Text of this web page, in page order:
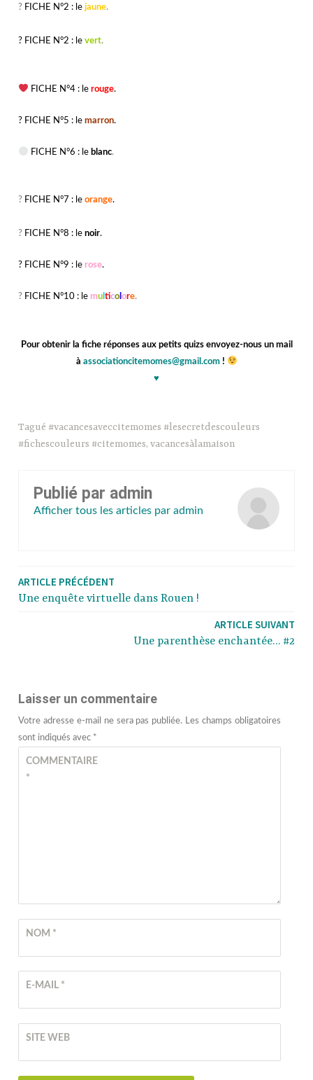
? FICHE N°2 : le jaune.
? FICHE N°2 : le vert.
FICHE N°4 : le rouge.
? FICHE N°5 : lemarron.
FICHE N°6 : le blanc.
? FICHE N°7 : leorange.
? FICHE N°8 : lenoir.
? FICHE N°9 : le rose.
? FICHE N°10 : le mu ltco lore.
Pour obtenir la fiche réponses aux petits quizs envoyez-nous un mail
à associationcitemomes@gmail.com!
♥
Tagué #vacancesaveccitemomes #lesecretdescouleurs
#fichescouleurs #citemomes,vacancesàlamaison
Publié par admin
Afficher tous les articles par admin
ARTICLE PRÉCÉDENT
Une enquête virtuelle dans Rouen !
ARTICLE SUIVANT
Une parenthèse enchantée… #2
Laisser un commentaire
Votre adresse e-mail ne sera pas publiée. Les champs obligatoires
sont indiqués avec *
COMMENTAIRE
*
NOM *
E-MAIL *
SITE WEB